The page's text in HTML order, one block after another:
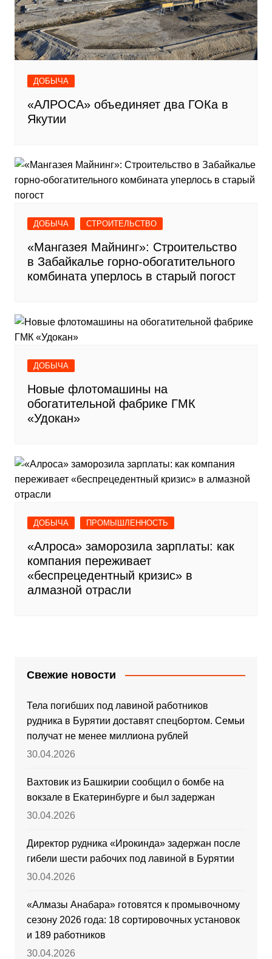
ДОБЫЧА
«АЛРОСА» объединяет два ГОКа в
Якутии
ДОБЫЧА СТРОИТЕЛЬСТВО
«Мангазея Майнинг»: Строительство
в Забайкалье горно-обогатительного
комбината уперлось в старый погост
ДОБЫЧА
Новые флотомашины на
обогатительной фабрике ГМК
«Удокан»
ДОБЫЧА ПРОМЫШЛЕННОСТЬ
«Алроса» заморозила зарплаты: как
компания переживает
«беспрецедентный кризис» в
алмазной отрасли
Свежие новости
Тела погибших под лавиной работников
рудника в Бурятии доставят спецбортом. Семьи
получат не менее миллиона рублей
30.04.2026
Вахтовик из Башкирии сообщил о бомбе на
вокзале в Екатеринбурге и был задержан
30.04.2026
Директор рудника «Ирокинда» задержан после
гибели шести рабочих под лавиной в Бурятии
30.04.2026
«Алмазы Анабара» готовятся к промывочному
сезону 2026 года: 18 сортировочных установок
и 189 работников
30.04.2026